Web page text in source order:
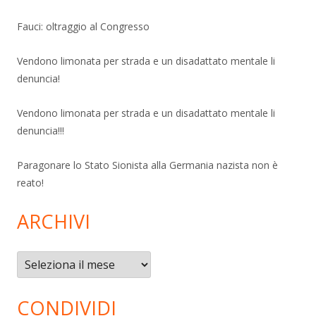
Fauci: oltraggio al Congresso
Vendono limonata per strada e un disadattato mentale li
denuncia!
Vendono limonata per strada e un disadattato mentale li
denuncia!!!
Paragonare lo Stato Sionista alla Germania nazista non è
reato!
ARCHIVI
Archivi
CONDIVIDI